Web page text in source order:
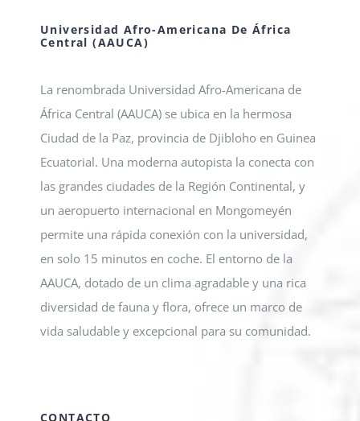
Universidad Afro-Americana De África
Central (AAUCA)
La renombrada Universidad Afro-Americana de
África Central (AAUCA) se ubica en la hermosa
Ciudad de la Paz, provincia de Djibloho en Guinea
Ecuatorial. Una moderna autopista la conecta con
las grandes ciudades de la Región Continental, y
un aeropuerto internacional en Mongomeyén
permite una rápida conexión con la universidad,
en solo 15 minutos en coche. El entorno de la
AAUCA, dotado de un clima agradable y una rica
diversidad de fauna y flora, ofrece un marco de
vida saludable y excepcional para su comunidad.
CONTACTO